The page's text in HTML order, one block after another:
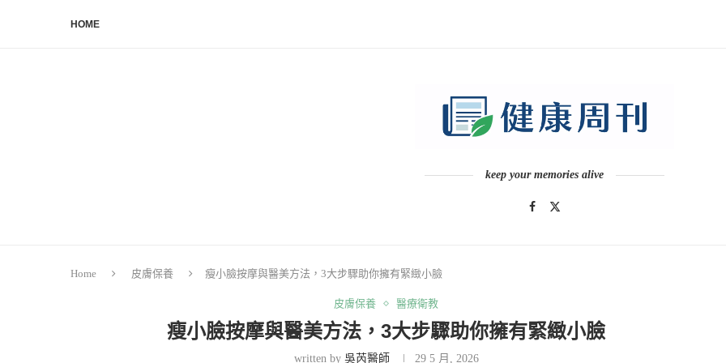
HOME
keep your memories alive
Home 皮膚保養 瘦小臉按摩與醫美方法，3大步驟助你擁有緊緻小臉
皮膚保養 醫療衛教
瘦小臉按摩與醫美方法，3大步驟助你擁有緊緻小臉
written by 吳芮醫師 29 5 月, 2026